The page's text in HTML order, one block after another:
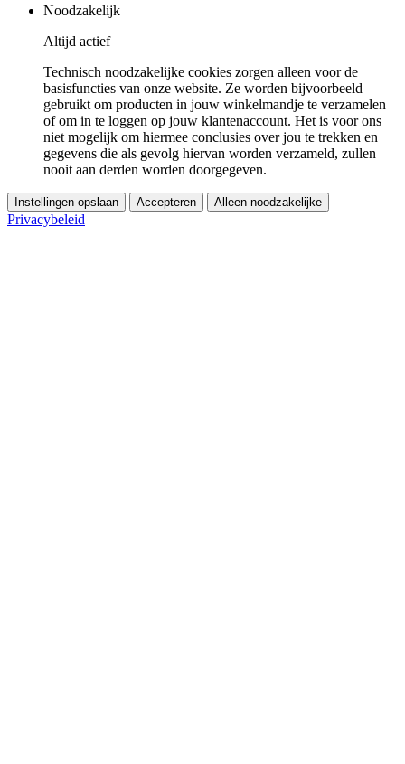
Noodzakelijk
Altijd actief
Technisch noodzakelijke cookies zorgen alleen voor de
basisfuncties van onze website. Ze worden bijvoorbeeld
gebruikt om producten in jouw winkelmandje te verzamelen
of om in te loggen op jouw klantenaccount. Het is voor ons
niet mogelijk om hiermee conclusies over jou te trekken en
gegevens die als gevolg hiervan worden verzameld, zullen
nooit aan derden worden doorgegeven.
Instellingen opslaan Accepteren Alleen noodzakelijke
Privacybeleid